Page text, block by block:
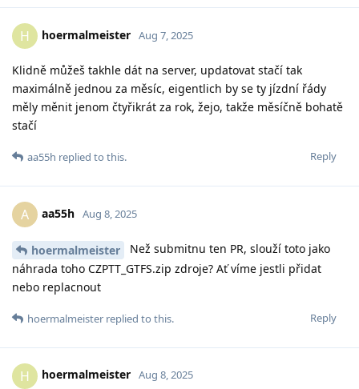
H hoermalmeister Aug 7, 2025
Klidně můžeš takhle dát na server, updatovat stačí tak
maximálně jednou za měsíc, eigentlich by se ty jízdní řády
měly měnit jenom čtyřikrát za rok, žejo, takže měsíčně bohatě
stačí
Reply
aa55h replied to this.
A aa55h Aug 8, 2025
hoermalmeister
Než submitnu ten PR, slouží toto jako
náhrada toho CZPTT_GTFS.zip zdroje? Ať víme jestli přidat
nebo replacnout
Reply
hoermalmeister replied to this.
H hoermalmeister Aug 8, 2025